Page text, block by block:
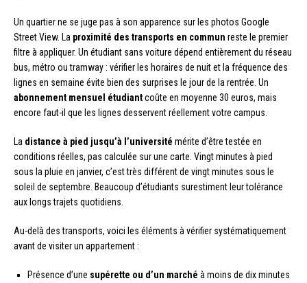
Un quartier ne se juge pas à son apparence sur les photos Google
Street View. La proximité des transports en commun reste le premier
filtre à appliquer. Un étudiant sans voiture dépend entièrement du réseau
bus, métro ou tramway : vérifier les horaires de nuit et la fréquence des
lignes en semaine évite bien des surprises le jour de la rentrée. Un
abonnement mensuel étudiantcoûte en moyenne 30 euros, mais
encore faut-il que les lignes desservent réellement votre campus.
La distance à pied jusqu’à l’université mérite d’être testée en
conditions réelles, pas calculée sur une carte. Vingt minutes à pied
sous la pluie en janvier, c’est très différent de vingt minutes sous le
soleil de septembre. Beaucoup d’étudiants surestiment leur tolérance
aux longs trajets quotidiens.
Au-delà des transports, voici les éléments à vérifier systématiquement
avant de visiter un appartement :
Présence d’une supérette ou d’un marché à moins de dix minutes